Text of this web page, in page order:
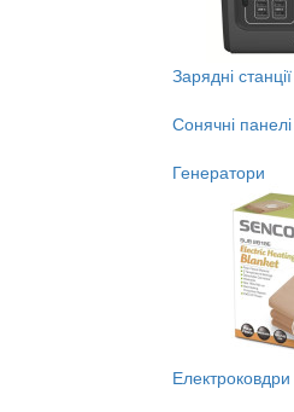
Зарядні станції
Сонячні панелі
Генератори
Електроковдри